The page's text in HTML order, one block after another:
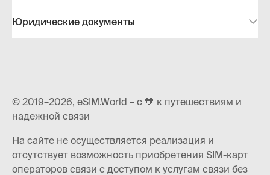
Юридические документы
© 2019–2026, eSIM.World – с 🧡 к путешествиям и
надежной связи
На сайте не осуществляется реализация и
отсутствует возможность приобретения SIM-карт
операторов связи с доступом к услугам связи без